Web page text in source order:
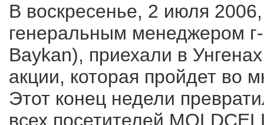
В воскресенье, 2 июля
генеральным менеджером
Baykan), приехали в
акции, которая пройдет во
Этот конец недели
всех посетителей